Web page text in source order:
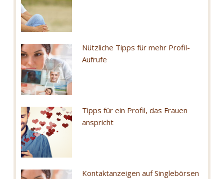
Nützliche Tipps für mehr Profil-
Aufrufe
Tipps für ein Profil, das Frauen
anspricht
Kontaktanzeigen auf Singlebörsen